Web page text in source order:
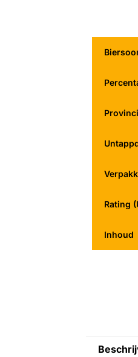
Rating
Inhoud